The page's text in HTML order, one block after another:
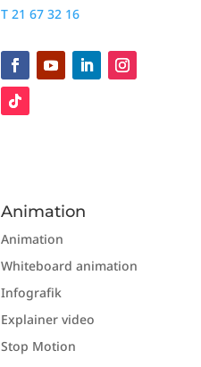
T 21 67 32 16
Animation
Animation
Whiteboard animation
Infografik
Explainer video
Stop Motion